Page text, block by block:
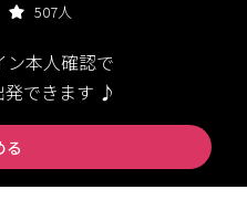
507人
ン本人確認で
発できます ♪
る